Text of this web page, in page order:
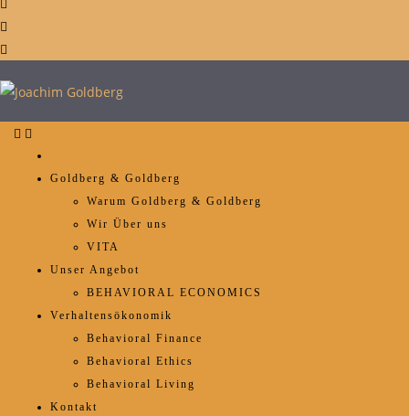
Goldberg & Goldberg
Warum Goldberg & Goldberg
Wir Über uns
VITA
Unser Angebot
BEHAVIORAL ECONOMICS
Verhaltensökonomik
Behavioral Finance
Behavioral Ethics
Behavioral Living
Kontakt